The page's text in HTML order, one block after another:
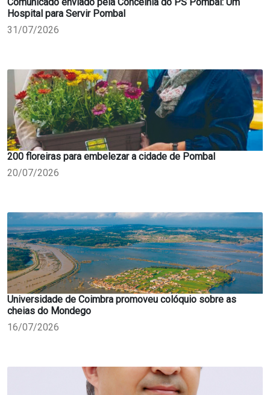
Comunicado enviado pela Concelhia do PS Pombal: Um
Hospital para Servir Pombal
31/07/2026
200 floreiras para embelezar a cidade de Pombal
20/07/2026
Universidade de Coimbra promoveu colóquio sobre as
cheias do Mondego
16/07/2026